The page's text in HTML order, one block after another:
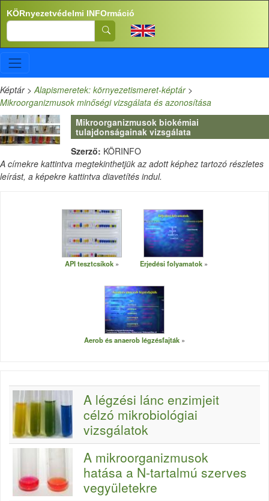
Ugrás a tartalomra
KÖRnyezetvédelmi INFOrmáció
Search
Képtár>Alapismeretek: környezetismeret-képtár>
Mikroorganizmusok minőségi vizsgálata és azonosítása
Mikroorganizmusok biokémiai
tulajdonságainak vizsgálata
Szerző: KÖRINFO
A címekre kattintva megtekinthetjük az adott képhez tartozó részletes
leírást, a képekre kattintva diavetítés indul.
API tesztcsíkok Erjedési folyamatok
Aerob és anaerob légzésfajták
A légzési lánc enzimjeit
célzó mikrobiológiai
vizsgálatok
A mikroorganizmusok
hatása a N-tartalmú szerves
vegyületekre